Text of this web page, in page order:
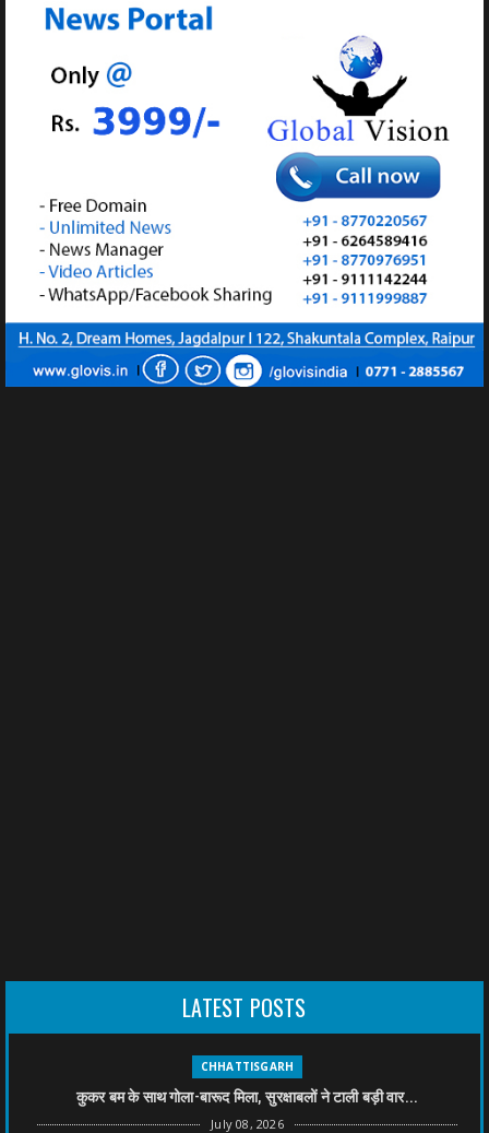
LATEST POSTS
CHHATTISGARH
कुकर बम के साथ गोला-बारूद मिला, सुरक्षाबलों ने टाली बड़ी वार...
July 08, 2026